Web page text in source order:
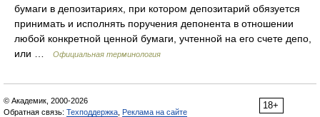
бумаги в депозитариях, при котором депозитарий обязуется
принимать и исполнять поручения депонента в отношении
любой конкретной ценной бумаги, учтенной на его счете депо,
или …
Официальная терминология
18+
© Академик, 2000-2026
Обратная связь: Техподдержка Реклама на сайте